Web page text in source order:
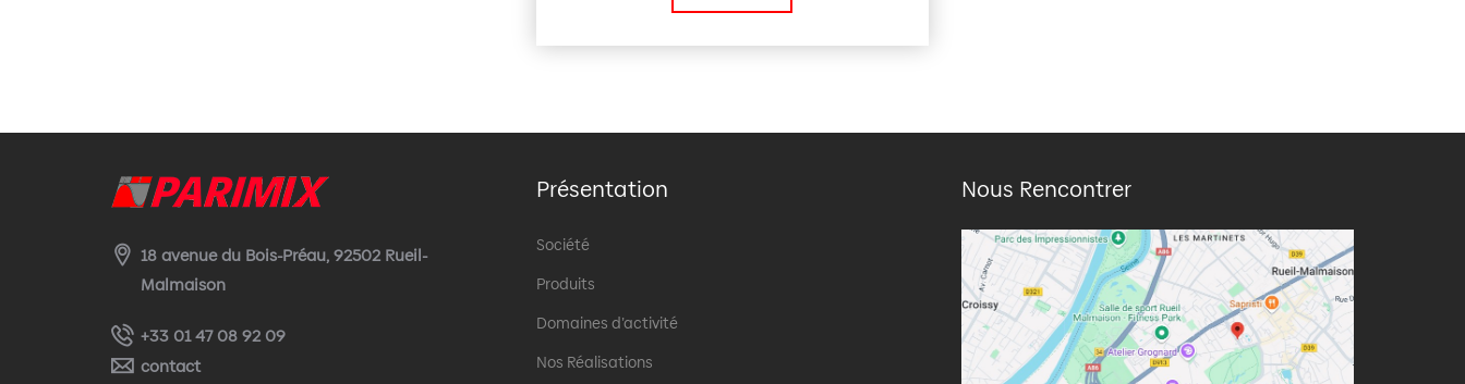
18 avenue du Bois-Préau, 92502 Rueil-
Malmaison
+33 01 47 08 92 09
contact
Présentation
Société
Produits
Domaines d’activité
Nos Réalisations
Nous Rencontrer